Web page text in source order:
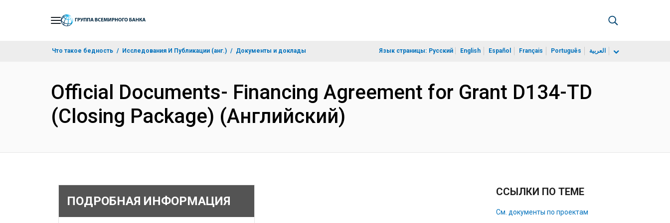
Что такое бедность Исследования И Публикации (анг.) Документы и доклады Язык страницы: Русский English Español Français Português العربية
Official Documents- Financing Agreement for Grant D134-TD
(Closing Package) (Английский)
ПОДРОБНАЯ ИНФОРМАЦИЯ
ССЫЛКИ ПО ТЕМЕ
См. документы по проектам